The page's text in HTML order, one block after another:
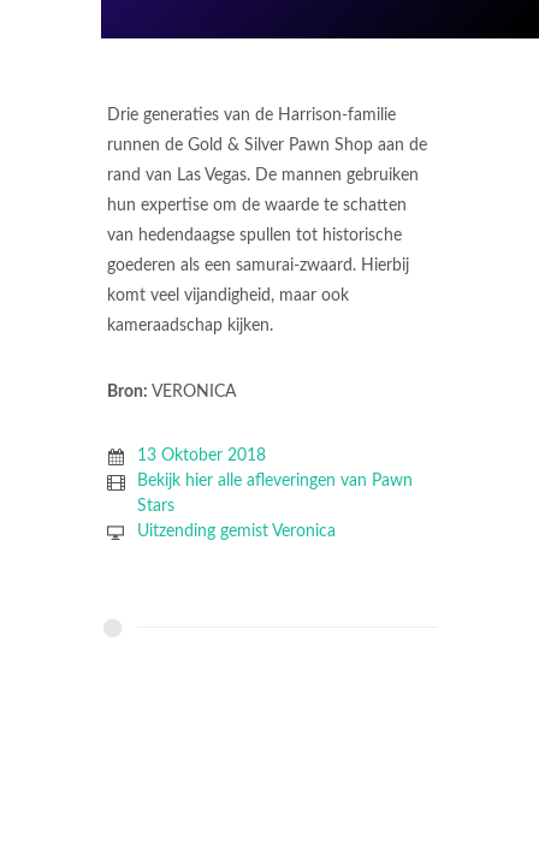
Drie generaties van de Harrison-familie
runnen de Gold & Silver Pawn Shop aan de
rand van Las Vegas. De mannen gebruiken
hun expertise om de waarde te schatten
van hedendaagse spullen tot historische
goederen als een samurai-zwaard. Hierbij
komt veel vijandigheid, maar ook
kameraadschap kijken.
Bron: VERONICA
13 Oktober 2018
Bekijk hier alle afleveringen van Pawn
Stars
Uitzending gemist Veronica